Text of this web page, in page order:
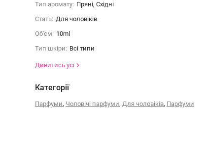
Тип аромату: Пряні, Східні
Стать: Для чоловіків
Об'єм: 10ml
Тип шкіри: Всі типи
Дивитись усі
Категорії
Парфуми, Чоловічі парфуми, Для чоловіків, Парфуми